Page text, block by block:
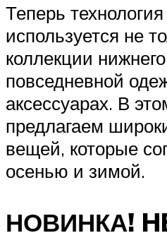
Теперь
используется не
коллекции
повседневной
аксессуарах. В
предлагаем
вещей, которые
осенью и зимой.
НОВИНКА!